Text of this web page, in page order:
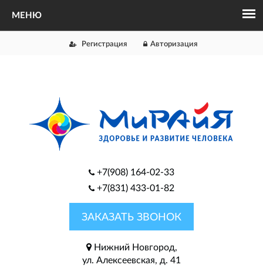
Регистрация Авторизация
+7(908) 164-02-33
+7(831) 433-01-82
ЗАКАЗАТЬ ЗВОНОК
Нижний Новгород,
ул. Алексеевская, д. 41